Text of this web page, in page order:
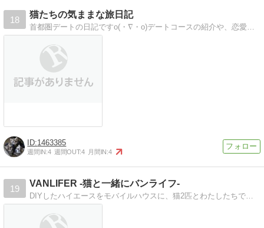
18
猫たちの気ままな旅日記
1463385
週間IN:4 週間OUT:4 月間IN:4
19
VANLIFER -猫と一緒にバンライフ-
DIYしたハイエースをモバイルハウスに、猫2匹とわたしたちで暮らしています。 大自然の中、アースバックを作りながらのバンライフを送っています。 サーフトリッ…